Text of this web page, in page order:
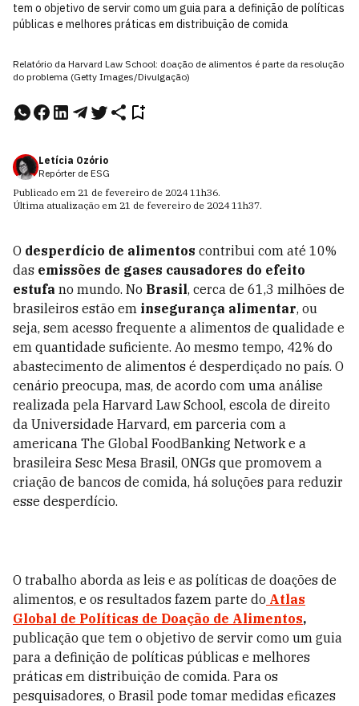
tem o objetivo de servir como um guia para a definição de políticas
públicas e melhores práticas em distribuição de comida
Relatório da Harvard Law School: doação de alimentos é parte da resolução
do problema (Getty Images/Divulgação)
Letícia Ozório
Repórter de ESG
Publicado em 21 de fevereiro de 2024 11h36.
Última atualização em 21 de fevereiro de 2024 11h37.
O desperdício de alimentos contribui com até 10%
das emissões de gases causadores do efeito
estufa no mundo. No Brasil, cerca de 61,3 milhões de
brasileiros estão em insegurança alimentar, ou
seja, sem acesso frequente a alimentos de qualidade e
em quantidade suficiente. Ao mesmo tempo, 42% do
abastecimento de alimentos é desperdiçado no país. O
cenário preocupa, mas, de acordo com uma análise
realizada pela Harvard Law School, escola de direito
da Universidade Harvard, em parceria com a
americana The Global FoodBanking Network e a
brasileira Sesc Mesa Brasil, ONGs que promovem a
criação de bancos de comida, há soluções para reduzir
esse desperdício.
O trabalho aborda as leis e as políticas de doações de
alimentos, e os resultados fazem parte do Atlas
Global de Políticas de Doação de Alimentos,
publicação que tem o objetivo de servir como um guia
para a definição de políticas públicas e melhores
práticas em distribuição de comida. Para os
pesquisadores, o Brasil pode tomar medidas eficazes